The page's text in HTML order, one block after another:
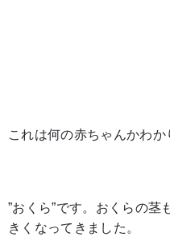
これは何の赤ちゃんかわか
”おくら”です。おくらの茎
きくなってきました。